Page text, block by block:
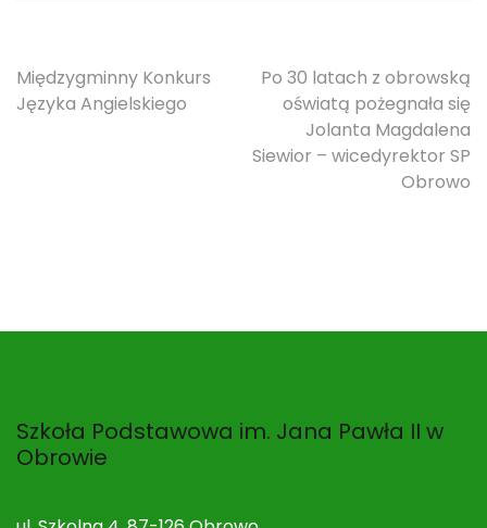
Nawigacja
wpisu
Międzygminny Konkurs
Języka Angielskiego
Po 30 latach z obrowską
oświatą pożegnała się
Jolanta Magdalena
Siewior – wicedyrektor SP
Obrowo
Szkoła Podstawowa im. Jana Pawła II w
Obrowie